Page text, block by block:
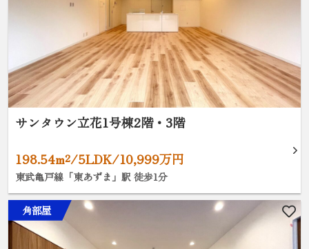
サンタウン立花1号棟2階・3階
198.54m²/5LDK/10,999万円
東武亀戸線「東あずま」駅 徒歩1分
角部屋